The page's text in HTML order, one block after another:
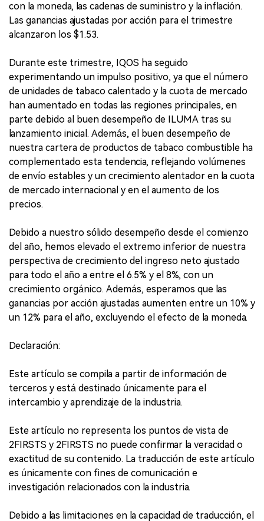
con la moneda, las cadenas de suministro y la inflación.
Las ganancias ajustadas por acción para el trimestre
alcanzaron los $1.53.
Durante este trimestre, IQOS ha seguido
experimentando un impulso positivo, ya que el número
de unidades de tabaco calentado y la cuota de mercado
han aumentado en todas las regiones principales, en
parte debido al buen desempeño de ILUMA tras su
lanzamiento inicial. Además, el buen desempeño de
nuestra cartera de productos de tabaco combustible ha
complementado esta tendencia, reflejando volúmenes
de envío estables y un crecimiento alentador en la cuota
de mercado internacional y en el aumento de los
precios.
Debido a nuestro sólido desempeño desde el comienzo
del año, hemos elevado el extremo inferior de nuestra
perspectiva de crecimiento del ingreso neto ajustado
para todo el año a entre el 6.5% y el 8%, con un
crecimiento orgánico. Además, esperamos que las
ganancias por acción ajustadas aumenten entre un 10% y
un 12% para el año, excluyendo el efecto de la moneda.
Declaración:
Este artículo se compila a partir de información de
terceros y está destinado únicamente para el
intercambio y aprendizaje de la industria.
Este artículo no representa los puntos de vista de
2FIRSTS y 2FIRSTS no puede confirmar la veracidad o
exactitud de su contenido. La traducción de este artículo
es únicamente con fines de comunicación e
investigación relacionados con la industria.
Debido a las limitaciones en la capacidad de traducción, el